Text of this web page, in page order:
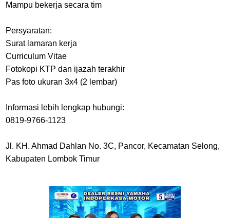
Mampu bekerja secara tim
Persyaratan:
Surat lamaran kerja
Curriculum Vitae
Fotokopi KTP dan ijazah terakhir
Pas foto ukuran 3x4 (2 lembar)
Informasi lebih lengkap hubungi:
0819-9766-1123
Jl. KH. Ahmad Dahlan No. 3C, Pancor, Kecamatan Selong,
Kabupaten Lombok Timur